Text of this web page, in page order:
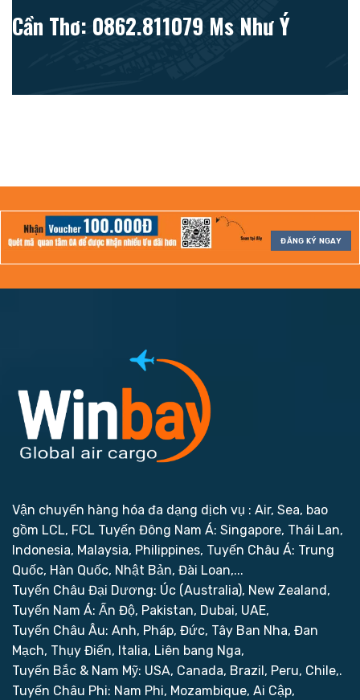
Cần Thơ: 0862.811079 Ms Như Ý
ĐĂNG KÝ NGAY
Vận chuyển hàng hóa đa dạng dịch vụ : Air, Sea, bao
gồm LCL, FCL Tuyến Đông Nam Á: Singapore, Thái Lan,
Indonesia, Malaysia, Philippines, Tuyến Châu Á: Trung
Quốc, Hàn Quốc, Nhật Bản, Đài Loan,...
Tuyến Châu Đại Dương: Úc (Australia), New Zealand,
Tuyến Nam Á: Ấn Độ, Pakistan, Dubai, UAE,
Tuyến Châu Âu: Anh, Pháp, Đức, Tây Ban Nha, Đan
Mạch, Thụy Điển, Italia, Liên bang Nga,
Tuyến Bắc & Nam Mỹ: USA, Canada, Brazil, Peru, Chile,.
Tuyến Châu Phi: Nam Phi, Mozambique, Ai Cập,